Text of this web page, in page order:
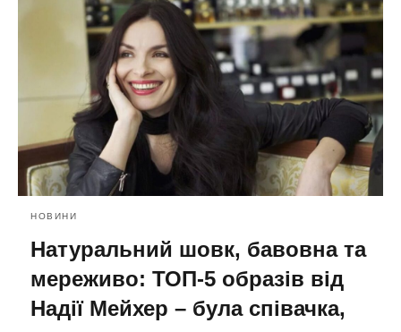
НОВИНИ
Натуральний шовк, бавовна та
мереживо: ТОП-5 образів від
Надії Мейхер – була співачка,